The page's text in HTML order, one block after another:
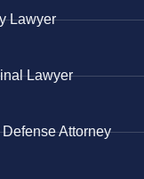
Lawyer
Lawyer
Attorney